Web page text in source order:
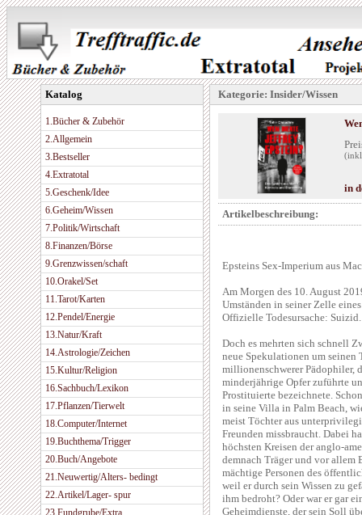
Katalog
1.Bücher & Zubehör
2.Allgemein
3.Bestseller
4.Extratotal
5.Geschenk/Idee
6.Geheim/Wissen
7.Politik/Wirtschaft
8.Finanzen/Börse
9.Grenzwissen/schaft
10.Orakel/Set
11.Tarot/Karten
12.Pendel/Energie
13.Natur/Kraft
14.Astrologie/Zeichen
15.Kultur/Religion
16.Sachbuch/Lexikon
17.Pflanzen/Tierwelt
18.Computer/Internet
19.Buchthema/Trigger
20.Buch/Angebote
21.Neuwertig/Alters- bedingt
22.Artikel/Lager- spur
23.Fundgrube/Extra
Kategorie: Insider/Wissen
in
Artikelbeschreibung:
Epsteins Sex-Imperium aus
Am Morgen des 10. August
Umständen in seiner Zelle
Offizielle Todesursache: Suizid.
Doch es mehrten sich schnell
neue Spekulationen um seinen
millionenschwerer Pädophiler,
minderjährige Opfer zuführte
Prostituierte bezeichnete.
in seine Villa in Palm Beach,
meist Töchter aus
Freunden missbraucht. Dabei
höchsten Kreisen der anglo-
demnach Träger und vor allem
mächtige Personen des
weil er durch sein Wissen zu
ihm bedroht? Oder war er gar
Geheimdienste, der sein Soll